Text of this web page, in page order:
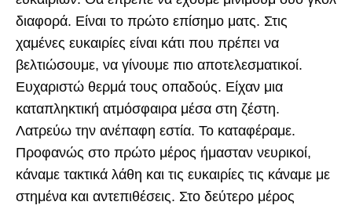
διαφορά. Είναι το πρώτο επίσημο ματς. Στις
χαμένες ευκαιρίες είναι κάτι που πρέπει να
βελτιώσουμε, να γίνουμε πιο αποτελεσματικοί.
Ευχαριστώ θερμά τους οπαδούς. Είχαν μια
καταπληκτική ατμόσφαιρα μέσα στη ζέστη.
Λατρεύω την ανέπαφη εστία. Το καταφέραμε.
Προφανώς στο πρώτο μέρος ήμασταν νευρικοί,
κάναμε τακτικά λάθη και τις ευκαιρίες τις κάναμε με
στημένα και αντεπιθέσεις. Στο δεύτερο μέρος